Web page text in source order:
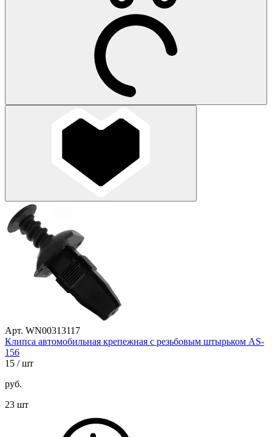
Арт. WN00313117
Клипса автомобильная крепежная с резьбовым штырьком AS-
156
15 / шт
руб.
23 шт